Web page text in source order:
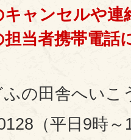
ャンセルや連
当者携帯電話
の田舎へいこ
（平日9時～